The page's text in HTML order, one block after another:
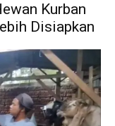
Kurban
Disiapkan